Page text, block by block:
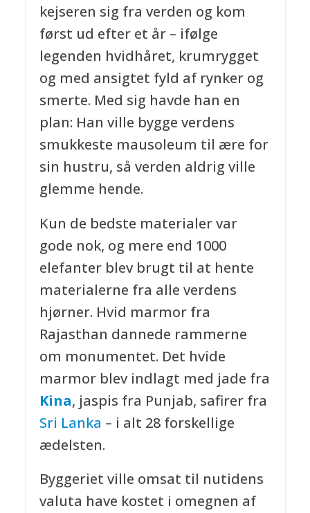
kejseren sig fra verden og kom
først ud efter et år – ifølge
legenden hvidhåret, krumrygget
og med ansigtet fyld af rynker og
smerte. Med sig havde han en
plan: Han ville bygge verdens
smukkeste mausoleum til ære for
sin hustru, så verden aldrig ville
glemme hende.
Kun de bedste materialer var
gode nok, og mere end 1000
elefanter blev brugt til at hente
materialerne fra alle verdens
hjørner. Hvid marmor fra
Rajasthan dannede rammerne
om monumentet. Det hvide
marmor blev indlagt med jade fra
Kina, jaspis fra Punjab, safirer fra
Sri Lanka – i alt 28 forskellige
ædelsten.
Byggeriet ville omsat til nutidens
valuta have kostet i omegnen af